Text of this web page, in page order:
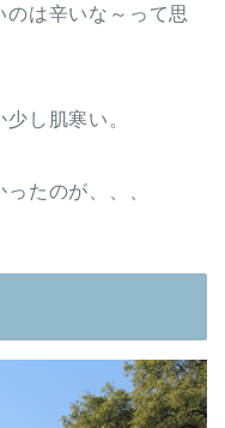
は辛いな～って思
し肌寒い。
たのが、、、